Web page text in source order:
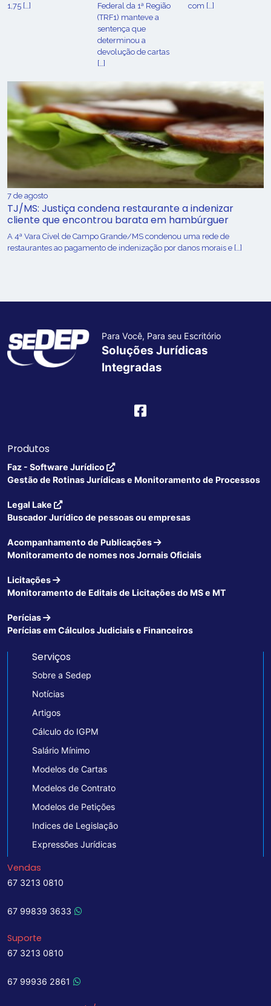
1,75 […]
Federal da 1ª Região
(TRF1) manteve a
sentença que
determinou a
devolução de cartas
[…]
com […]
7 de agosto
TJ/MS: Justiça condena restaurante a indenizar
cliente que encontrou barata em hambúrguer
A 4ª Vara Cível de Campo Grande/MS condenou uma rede de
restaurantes ao pagamento de indenização por danos morais e […]
Para Você, Para seu Escritório
Soluções Jurídicas
Integradas
Produtos
Faz - Software Jurídico
Gestão de Rotinas Jurídicas e Monitoramento de Processos
Legal Lake
Buscador Jurídico de pessoas ou empresas
Acompanhamento de Publicações
Monitoramento de nomes nos Jornais Oficiais
Licitações
Monitoramento de Editais de Licitações do MS e MT
Perícias
Perícias em Cálculos Judiciais e Financeiros
Serviços
Sobre a Sedep
Notícias
Artigos
Cálculo do IGPM
Salário Mínimo
Modelos de Cartas
Modelos de Contrato
Modelos de Petições
Indices de Legislação
Expressões Jurídicas
Vendas
67 3213 0810
67 99839 3633
Suporte
67 3213 0810
67 99936 2861